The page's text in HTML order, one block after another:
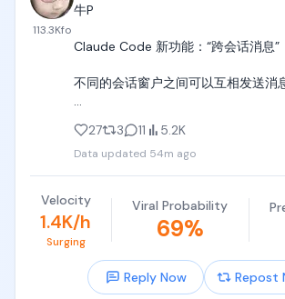
无法现象，grok video 2.0会有多厉害
113.3Kfo
牛P
Claude Code 新功能：“跨会话消息”
不同的会话窗户之间可以互相发送消
有无，
只需告诉另外窗口的 Claude 去做即
一个摘要（不是您的历史记录或文件
会话会在任务进行中接手继续。
跨 Git 工作树（Worktrees）协作：
一个项目的不同分支上干活，完成了
呼。
27 3 11 5.2K
Data updated 54m ago
Velocity
1.4K/h
Surging
Viral Probability
69%
Reply Now Repost